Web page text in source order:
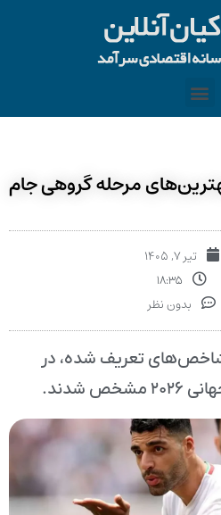
مرحله گروهی جام
تیر ۷, ۱۴۰۵
۱۸:۳۵
بدون نظر
شاخص‌های تعریف شده، در
شدند.